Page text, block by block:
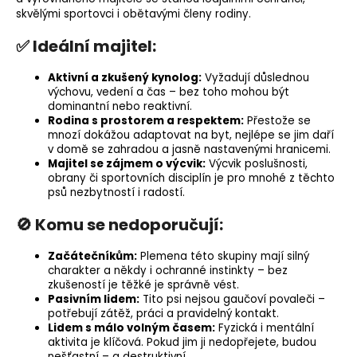
skvělými sportovci i obětavými členy rodiny.
✅ Ideální majitel:
Aktivní a zkušený kynolog: Vyžadují důslednou
výchovu, vedení a čas – bez toho mohou být
dominantní nebo reaktivní.
Rodina s prostorem a respektem: Přestože se
mnozí dokážou adaptovat na byt, nejlépe se jim daří
v domě se zahradou a jasně nastavenými hranicemi.
Majitel se zájmem o výcvik: Výcvik poslušnosti,
obrany či sportovních disciplín je pro mnohé z těchto
psů nezbytností i radostí.
🚫 Komu se nedoporučují:
Začátečníkům: Plemena této skupiny mají silný
charakter a někdy i ochranné instinkty – bez
zkušeností je těžké je správně vést.
Pasivním lidem: Tito psi nejsou gaučoví povaleči –
potřebují zátěž, práci a pravidelný kontakt.
Lidem s málo volným časem: Fyzická i mentální
aktivita je klíčová. Pokud jim ji nedopřejete, budou